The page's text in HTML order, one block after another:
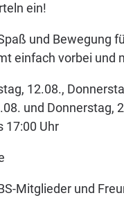
ein!
und Bewegung
einfach vorbei und
12.08.,
und Donnerstag,
17:00 Uhr
Mitglieder und